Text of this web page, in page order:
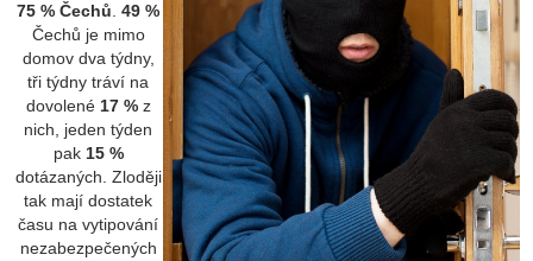
75 % Čechů 49 %
Čechů je mimo
domov dva týdny,
tři týdny tráví na
dovolené 17 %z
nich, jeden týden
pak 15 %
dotázaných. Zloději
tak mají dostatek
času na vytipování
nezabezpečených